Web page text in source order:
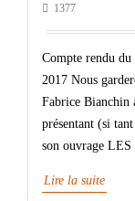
1377
Compte rendu
2017 Nous
Fabrice Bianchin
présentant (si
son ouvrage
Lire la suite